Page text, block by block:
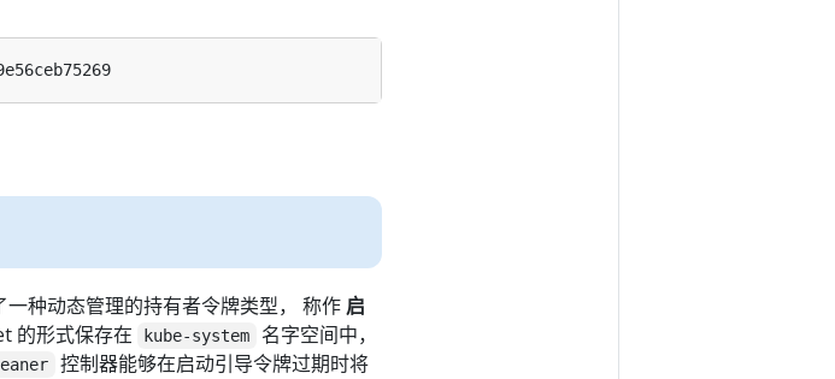
种动态管理的持有者令牌类型， 称作 启
的形式保存在 kube-system
名字空间中，
控制器能够在启动引导令牌过期时将